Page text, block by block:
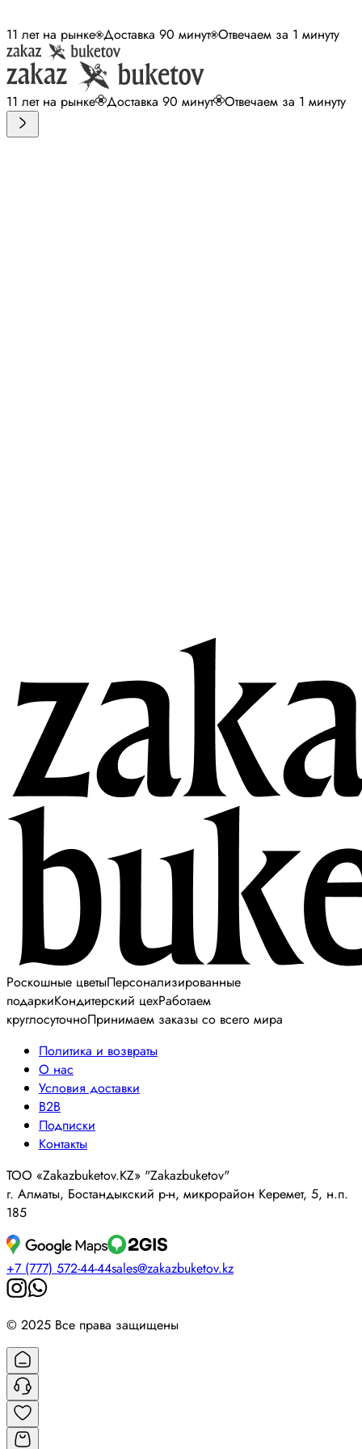
11 лет на рынке Доставка 90 минут Отвечаем за 1 минуту
11 лет на рынке Доставка 90 минут Отвечаем за 1 минуту
Роскошные цветыПерсонализированные
подаркиКондитерский цехРаботаем
круглосуточноПринимаем заказы со всего мира
Политика и возвраты
О нас
Условия доставки
B2B
Подписки
Контакты
ТОО «Zakazbuketov.KZ» "Zakazbuketov"
г. Алматы, Бостандыкский р-н, микрорайон Керемет, 5, н.п.
185
+7 (777) 572-44-44sales@zakazbuketov.kz
© 2025 Все права защищены